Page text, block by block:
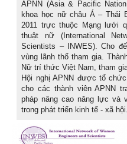
APNN (Asia & Pacific
khoa học nữ châu Á – Thái
2011 trực thuộc Mạng lưới
thuật nữ (International
Scientists – INWES). Cho
vùng lãnh thổ tham gia.
Nữ trí thức Việt Nam, tham
Hội nghị APNN được tổ
cho các thành viên APNN
pháp nâng cao năng lực và
trong phát triển kinh tế - xã hội.